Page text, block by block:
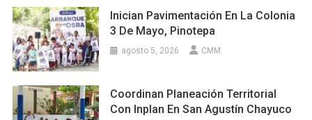
Inician Pavimentación En La Colonia
3 De Mayo, Pinotepa
agosto 5, 2026 CMM
Coordinan Planeación Territorial
Con Inplan En San Agustín Chayuco